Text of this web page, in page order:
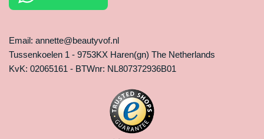
Email: annette@beautyvof.nl
Tussenkoelen 1 - 9753KX Haren(gn) The Netherlands
KvK: 02065161 - BTWnr: NL807372936B01